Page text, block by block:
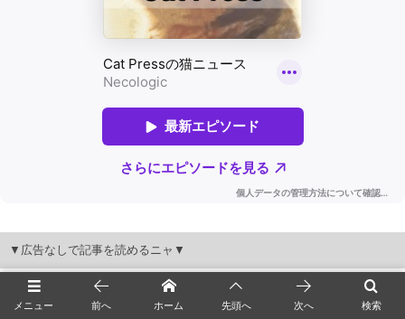
▼広告なしで記事を読めるニャ▼
メニュー 検索
前へ ホーム 先頭へ 次へ